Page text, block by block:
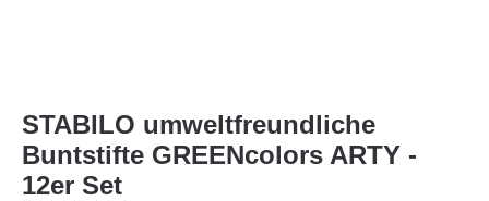
STABILO umweltfreundliche
Buntstifte GREENcolors ARTY -
12er Set